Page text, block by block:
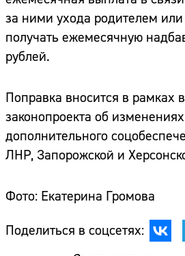
за ними ухода родителем
получать ежемесячную
рублей.
Поправка вносится в рамках
законопроекта об
дополнительного
ЛНР, Запорожской и
Фото: Екатерина Громова
Поделиться в соцсетях: